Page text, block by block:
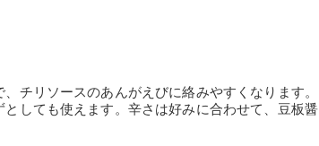
チリソースのあんがえびに絡みやすくなります。
しても使えます。辛さは好みに合わせて、豆板醤